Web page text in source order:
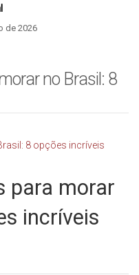
de 2026
no Brasil: 8
para morar
incríveis